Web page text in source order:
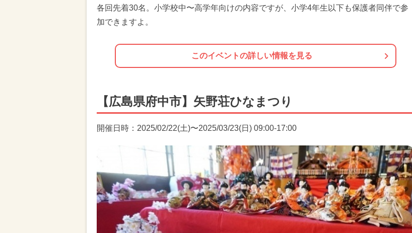
各回先着30名。小学校中〜高学年向けの内容ですが、小学4年生以下も保護者同伴で参
加できますよ。
このイベントの詳しい情報を見る
【広島県府中市】矢野荘ひなまつり
開催日時：2025/02/22(土)〜2025/03/23(日) 09:00-17:00